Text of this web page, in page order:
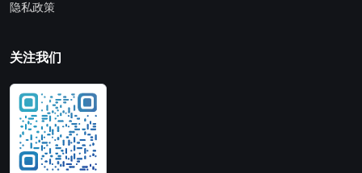
隐私政策
关注我们